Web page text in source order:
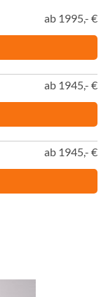
ab 1995,- €
ab 1945,- €
ab 1945,- €